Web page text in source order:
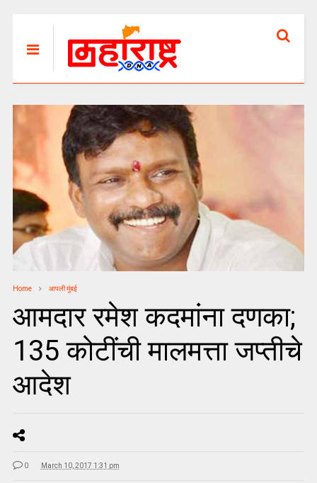
Home आपली मुंबई
आमदार रमेश कदमांना दणका;
135 कोटींची मालमत्ता जप्तीचे
आदेश
0 March 10, 2017 1:31 pm